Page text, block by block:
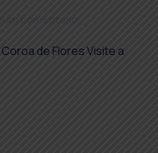
de Flores Visite a